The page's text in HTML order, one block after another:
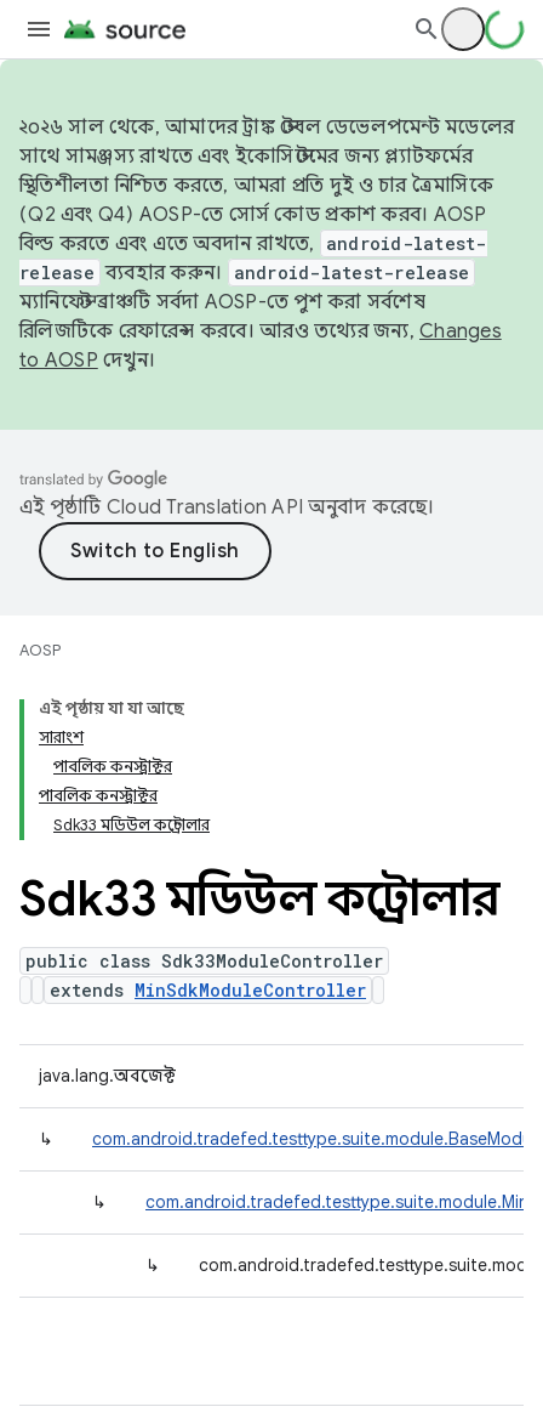
২০২৬ সাল থেকে, আমাদের ট্রাঙ্ক স্টেবল ডেভেলপমেন্ট মডেলের
সাথে সামঞ্জস্য রাখতে এবং ইকোসিস্টেমের জন্য প্ল্যাটফর্মের
স্থিতিশীলতা নিশ্চিত করতে, আমরা প্রতি দুই ও চার ত্রৈমাসিকে
(Q2 এবং Q4) AOSP-তে সোর্স কোড প্রকাশ করব। AOSP
বিল্ড করতে এবং এতে অবদান রাখতে,
android-latest-
release ব্যবহার করুন। android-latest-release
ম্যানিফেস্ট ব্রাঞ্চটি সর্বদা AOSP-তে পুশ করা সর্বশেষ
রিলিজটিকে রেফারেন্স করবে। আরও তথ্যের জন্য, Changes
to AOSP দেখুন।
এই পৃষ্ঠাটি Cloud Translation API অনুবাদ করেছে।
AOSP
এই পৃষ্ঠায় যা যা আছে
সারাংশ
পাবলিক কনস্ট্রাক্টর
পাবলিক কনস্ট্রাক্টর
Sdk33 মডিউল কন্ট্রোলার
Sdk33 মডিউল কন্ট্রোলার
public class Sdk33ModuleController
extends MinSdkModuleController
java.lang.অবজেক্ট
↳
↳
↳